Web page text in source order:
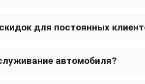
для постоянных
автомобиля?